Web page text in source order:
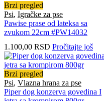
Brzi pregled
Psi, Igračke za pse
Pawise prase od lateksa sa
zvukom 22cm #PW14032
1.100,00 RSD Pročitajte još
Brzi pregled
Psi, Vlazna hrana za pse
Piper dog konzerva govedina I